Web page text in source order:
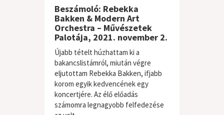
Beszámoló: Rebekka
Bakken & Modern Art
Orchestra – Művészetek
Palotája, 2021. november 2.
Újabb tételt húzhattam ki a
bakancslistámról, miután végre
eljutottam Rebekka Bakken, ifjabb
korom egyik kedvencének egy
koncertjére. Az élő előadás
számomra legnagyobb felfedezése